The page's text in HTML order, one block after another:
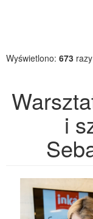
Wyświetlono: 673 razy
i